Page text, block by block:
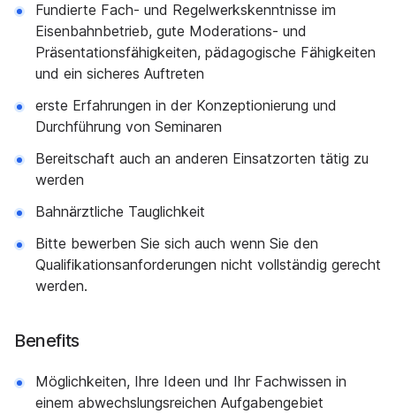
Fundierte Fach- und Regelwerkskenntnisse im
Eisenbahnbetrieb, gute Moderations- und
Präsentations­fähigkeiten, pädagogische Fähigkeiten
und ein sicheres Auftreten
erste Erfahrungen in der Konzeptionierung und
Durchführung von Seminaren
Bereitschaft auch an anderen Einsatzorten tätig zu
werden
Bahnärztliche Tauglichkeit
Bitte bewerben Sie sich auch wenn Sie den
Qualifikationsanforderungen nicht vollständig gerecht
werden.
Benefits
Möglichkeiten, Ihre Ideen und Ihr Fachwissen in
einem abwechslungsreichen Aufgabengebiet